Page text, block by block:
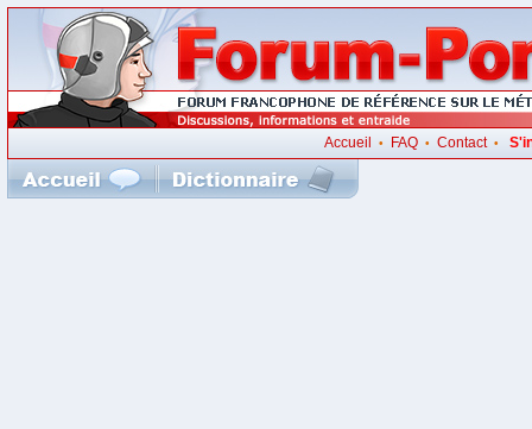
Accueil • FAQ •Contact•